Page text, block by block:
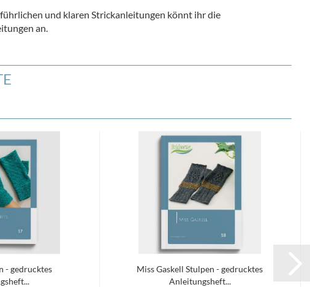
und klaren Strickanleitungen könnt ihr die
an.
- gedrucktes
Miss Gaskell Stulpen - gedrucktes
Anleitungsheft...